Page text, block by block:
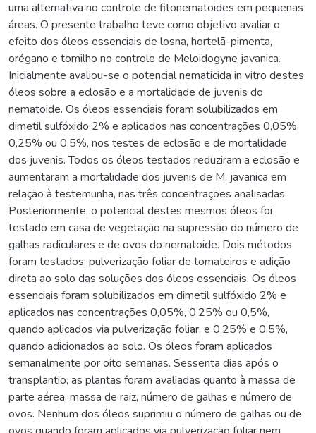
uma alternativa no controle de fitonematoides em pequenas
áreas. O presente trabalho teve como objetivo avaliar o
efeito dos óleos essenciais de losna, hortelã-pimenta,
orégano e tomilho no controle de Meloidogyne javanica.
Inicialmente avaliou-se o potencial nematicida in vitro destes
óleos sobre a eclosão e a mortalidade de juvenis do
nematoide. Os óleos essenciais foram solubilizados em
dimetil sulfóxido 2% e aplicados nas concentrações 0,05%,
0,25% ou 0,5%, nos testes de eclosão e de mortalidade
dos juvenis. Todos os óleos testados reduziram a eclosão e
aumentaram a mortalidade dos juvenis de M. javanica em
relação à testemunha, nas três concentrações analisadas.
Posteriormente, o potencial destes mesmos óleos foi
testado em casa de vegetação na supressão do número de
galhas radiculares e de ovos do nematoide. Dois métodos
foram testados: pulverização foliar de tomateiros e adição
direta ao solo das soluções dos óleos essenciais. Os óleos
essenciais foram solubilizados em dimetil sulfóxido 2% e
aplicados nas concentrações 0,05%, 0,25% ou 0,5%,
quando aplicados via pulverização foliar, e 0,25% e 0,5%,
quando adicionados ao solo. Os óleos foram aplicados
semanalmente por oito semanas. Sessenta dias após o
transplantio, as plantas foram avaliadas quanto à massa de
parte aérea, massa de raiz, número de galhas e número de
ovos. Nenhum dos óleos suprimiu o número de galhas ou de